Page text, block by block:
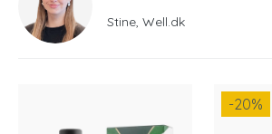
Stine, Well.dk
-20%